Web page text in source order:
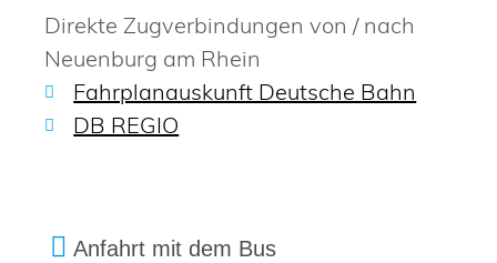
Direkte Zugverbindungen von / nach
Neuenburg am Rhein
Fahrplanauskunft Deutsche Bahn
DB REGIO
Anfahrt mit dem Bus